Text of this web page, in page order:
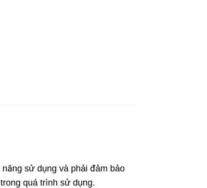
sử dụng và phải đảm bảo
quá trình sử dụng.